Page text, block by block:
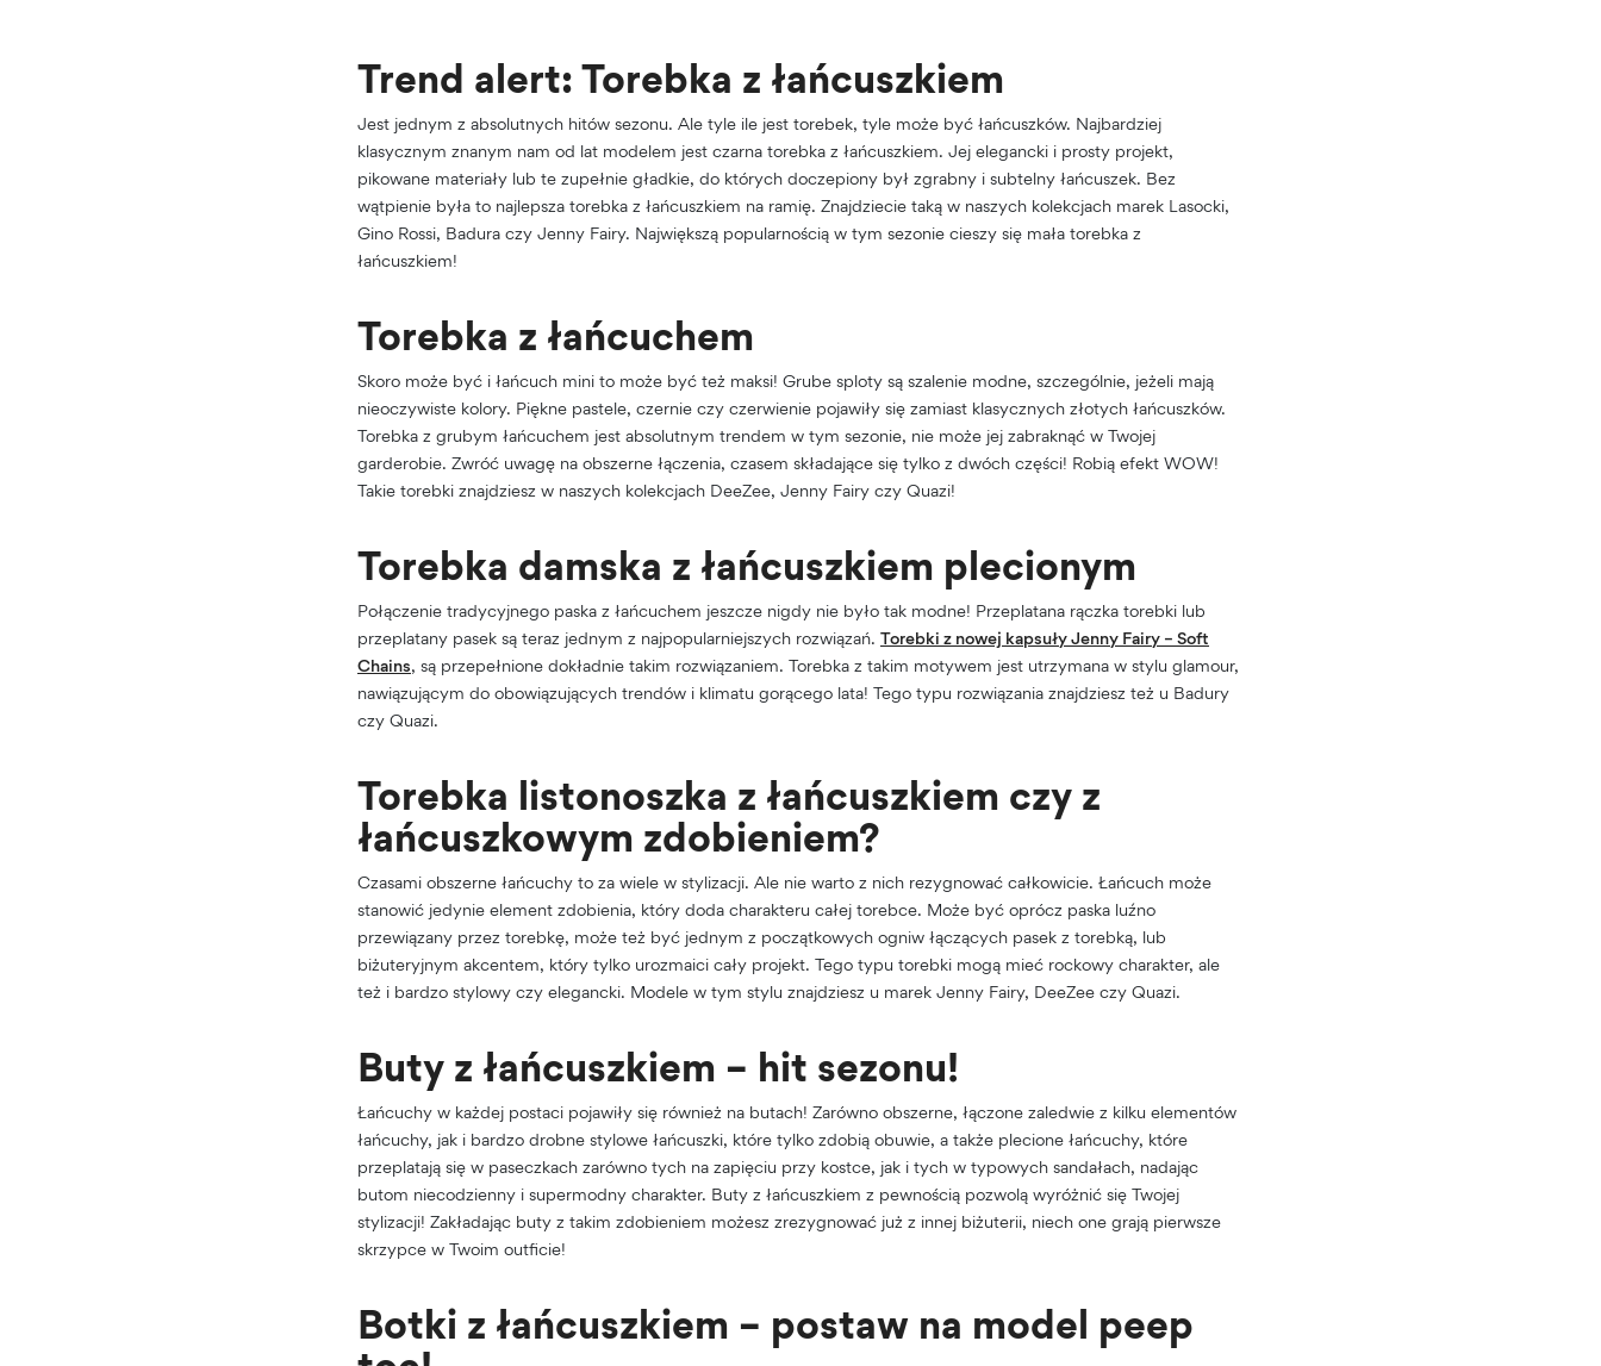
Trend alert: Torebka z łańcuszkiem
Jest jednym z absolutnych hitów sezonu. Ale tyle ile jest torebek, tyle może być łańcuszków. Najbardziej
klasycznym znanym nam od lat modelem jest czarna torebka z łańcuszkiem. Jej elegancki i prosty projekt,
pikowane materiały lub te zupełnie gładkie, do których doczepiony był zgrabny i subtelny łańcuszek. Bez
wątpienie była to najlepsza torebka z łańcuszkiem na ramię. Znajdziecie taką w naszych kolekcjach marek Lasocki,
Gino Rossi, Badura czy Jenny Fairy. Największą popularnością w tym sezonie cieszy się mała torebka z
łańcuszkiem!
Torebka z łańcuchem
Skoro może być i łańcuch mini to może być też maksi! Grube sploty są szalenie modne, szczególnie, jeżeli mają
nieoczywiste kolory. Piękne pastele, czernie czy czerwienie pojawiły się zamiast klasycznych złotych łańcuszków.
Torebka z grubym łańcuchem jest absolutnym trendem w tym sezonie, nie może jej zabraknąć w Twojej
garderobie. Zwróć uwagę na obszerne łączenia, czasem składające się tylko z dwóch części! Robią efekt WOW!
Takie torebki znajdziesz w naszych kolekcjach DeeZee, Jenny Fairy czy Quazi!
Torebka damska z łańcuszkiem plecionym
Połączenie tradycyjnego paska z łańcuchem jeszcze nigdy nie było tak modne! Przeplatana rączka torebki lub
przeplatany pasek są teraz jednym z najpopularniejszych rozwiązań. Torebki z nowej kapsuły Jenny Fairy – Soft
Chains, są przepełnione dokładnie takim rozwiązaniem. Torebka z takim motywem jest utrzymana w stylu glamour,
nawiązującym do obowiązujących trendów i klimatu gorącego lata! Tego typu rozwiązania znajdziesz też u Badury
czy Quazi.
Torebka listonoszka z łańcuszkiem czy z
łańcuszkowym zdobieniem?
Czasami obszerne łańcuchy to za wiele w stylizacji. Ale nie warto z nich rezygnować całkowicie. Łańcuch może
stanowić jedynie element zdobienia, który doda charakteru całej torebce. Może być oprócz paska luźno
przewiązany przez torebkę, może też być jednym z początkowych ogniw łączących pasek z torebką, lub
biżuteryjnym akcentem, który tylko urozmaici cały projekt. Tego typu torebki mogą mieć rockowy charakter, ale
też i bardzo stylowy czy elegancki. Modele w tym stylu znajdziesz u marek Jenny Fairy, DeeZee czy Quazi.
Buty z łańcuszkiem – hit sezonu!
Łańcuchy w każdej postaci pojawiły się również na butach! Zarówno obszerne, łączone zaledwie z kilku elementów
łańcuchy, jak i bardzo drobne stylowe łańcuszki, które tylko zdobią obuwie, a także plecione łańcuchy, które
przeplatają się w paseczkach zarówno tych na zapięciu przy kostce, jak i tych w typowych sandałach, nadając
butom niecodzienny i supermodny charakter. Buty z łańcuszkiem z pewnością pozwolą wyróżnić się Twojej
stylizacji! Zakładając buty z takim zdobieniem możesz zrezygnować już z innej biżuterii, niech one grają pierwsze
skrzypce w Twoim outficie!
Botki z łańcuszkiem – postaw na model peep